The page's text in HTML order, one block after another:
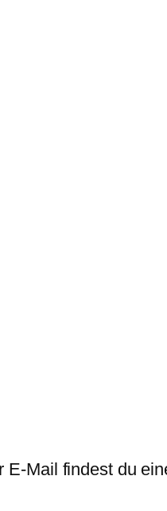
Mail findest du